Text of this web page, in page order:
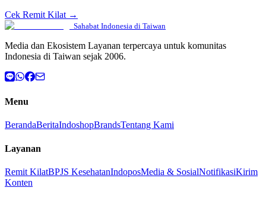
Cek Remit Kilat →
Sahabat Indonesia di Taiwan
Media dan Ekosistem Layanan terpercaya untuk komunitas
Indonesia di Taiwan sejak 2006.
Menu
BerandaBeritaIndoshopBrandsTentang Kami
Layanan
Remit KilatBPJS KesehatanIndoposMedia & SosialNotifikasiKirim
Konten